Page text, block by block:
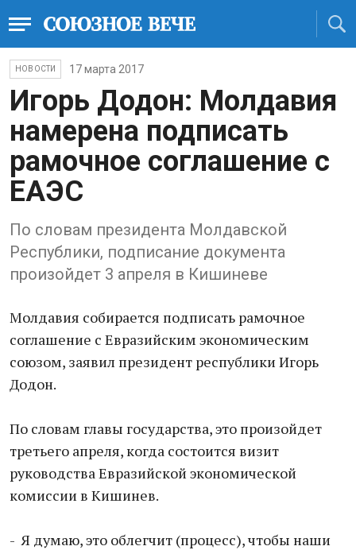
НОВОСТИ 17 марта 2017
Игорь Додон: Молдавия
намерена подписать
рамочное соглашение с
ЕАЭС
По словам президента Молдавской
Республики, подписание документа
произойдет 3 апреля в Кишиневе
Молдавия собирается подписать рамочное
соглашение с Евразийским экономическим
союзом, заявил президент республики Игорь
Додон.
По словам главы государства, это произойдет
третьего апреля, когда состоится визит
руководства Евразийской экономической
комиссии в Кишинев.
- Я думаю, это облегчит (процесс), чтобы наши